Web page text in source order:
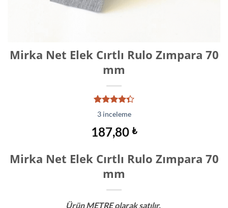
Mirka Net Elek Cırtlı Rulo Zımpara 70
mm
müşteri
puanına
dayanarak
5
aldı
3inceleme
187,80 ₺
Mirka Net Elek Cırtlı Rulo Zımpara 70
mm
Ürün METRE olarak satılır.